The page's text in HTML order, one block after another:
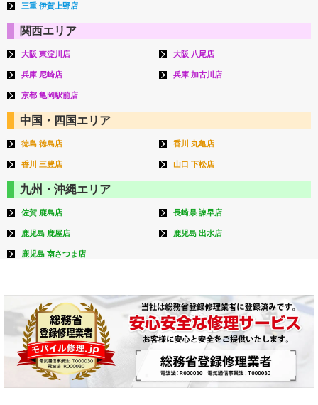
三重 伊賀上野店
関西エリア
大阪 東淀川店 大阪 八尾店
兵庫 尼崎店 兵庫 加古川店
京都 亀岡駅前店
中国・四国エリア
徳島 徳島店 香川 丸亀店
香川 三豊店 山口 下松店
九州・沖縄エリア
佐賀 鹿島店 長崎県 諫早店
鹿児島 鹿屋店 鹿児島 出水店
鹿児島 南さつま店